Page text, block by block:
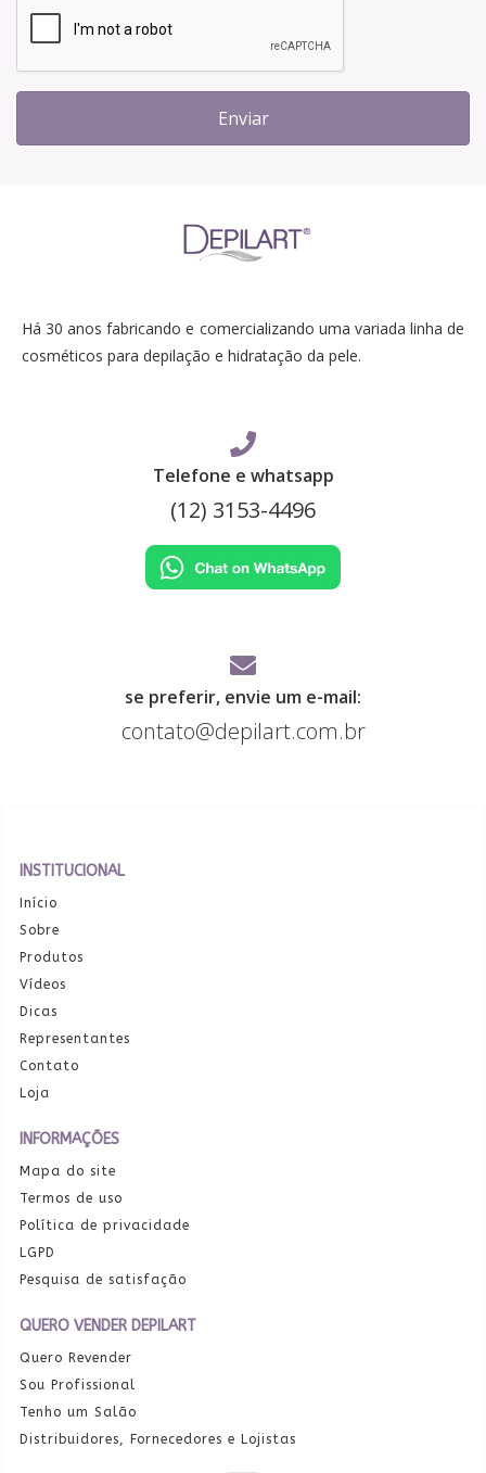
Enviar
Há 30 anos fabricando e comercializando uma variada linha de
cosméticos para depilação e hidratação da pele.
Telefone e whatsapp
(12) 3153-4496
se preferir, envie um e-mail:
contato@depilart.com.br
INSTITUCIONAL
Início
Sobre
Produtos
Vídeos
Dicas
Representantes
Contato
Loja
INFORMAÇÕES
Mapa do site
Termos de uso
Política de privacidade
LGPD
Pesquisa de satisfação
QUERO VENDER DEPILART
Quero Revender
Sou Profissional
Tenho um Salão
Distribuidores, Fornecedores e Lojistas